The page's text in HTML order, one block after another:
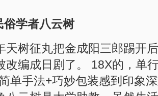
俗学者八云树
天树征丸把金成阳三郎踢开
改编成日剧了。 18X的，单
单手法+巧妙包装感到印象